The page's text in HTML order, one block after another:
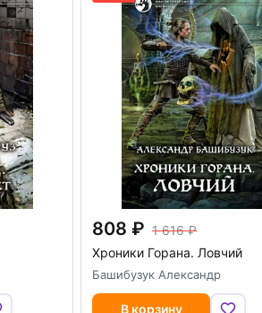
808
1 616
Хроники Горана. Ловчий
Башибузук Александр
В корзину